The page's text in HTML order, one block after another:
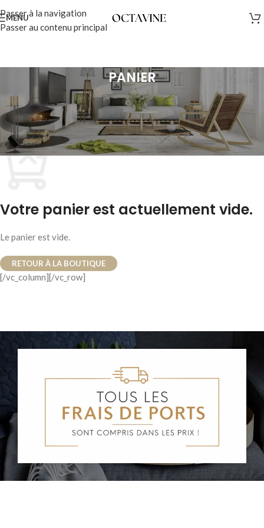
Passer à la navigation
Passer au contenu principal
MENU
PANIER
[vc_row css= ».vc_custom_1485609533211{margin-bottom: 0px
!important;padding-top: 80px !important;padding-bottom: 80px
!important;} »][vc_column]
Votre panier est actuellement vide.
Le panier est vide.
RETOUR À LA BOUTIQUE
[/vc_column][/vc_row]